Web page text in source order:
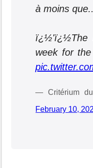
à moins
ï¿½'ï¿½The
week for
— Critérium du
February 10,